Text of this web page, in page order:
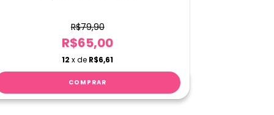
R$79,90
R$65,00
12 x de R$6,61